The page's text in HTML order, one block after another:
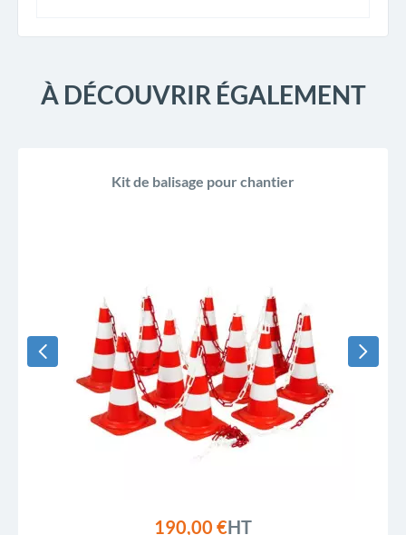
À DÉCOUVRIR ÉGALEMENT
Kit de balisage pour chantier
190,00 €HT